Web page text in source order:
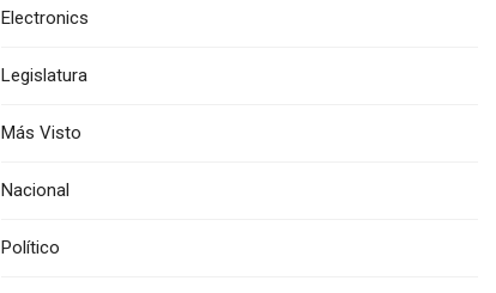
Electronics
Legislatura
Más Visto
Nacional
Político